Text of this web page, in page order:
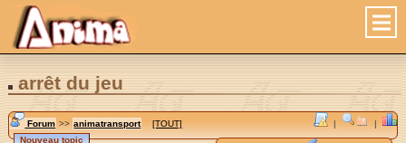
arrêt du jeu
| |
Forum >>animatransport [TOUT]